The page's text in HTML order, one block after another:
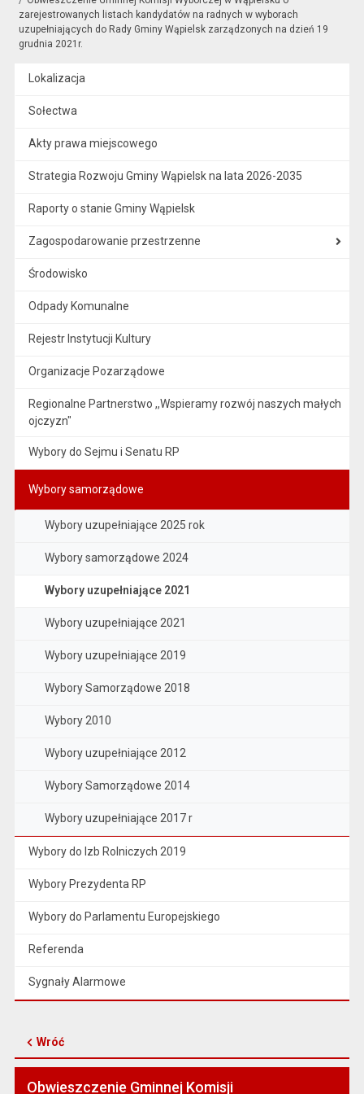
zarejestrowanych listach kandydatów na radnych w wyborach
uzupełniających do Rady Gminy Wąpielsk zarządzonych na dzień 19
grudnia 2021r.
Lokalizacja
Sołectwa
Akty prawa miejscowego
Strategia Rozwoju Gminy Wąpielsk na lata 2026-2035
Raporty o stanie Gminy Wąpielsk
Zagospodarowanie przestrzenne
Środowisko
Odpady Komunalne
Rejestr Instytucji Kultury
Organizacje Pozarządowe
Regionalne Partnerstwo ,,Wspieramy rozwój naszych małych
ojczyzn"
Wybory do Sejmu i Senatu RP
Wybory samorządowe
Wybory uzupełniające 2025 rok
Wybory samorządowe 2024
Wybory uzupełniające 2021
Wybory uzupełniające 2021
Wybory uzupełniające 2019
Wybory Samorządowe 2018
Wybory 2010
Wybory uzupełniające 2012
Wybory Samorządowe 2014
Wybory uzupełniające 2017 r
Wybory do Izb Rolniczych 2019
Wybory Prezydenta RP
Wybory do Parlamentu Europejskiego
Referenda
Sygnały Alarmowe
Wróć
Obwieszczenie Gminnej Komisji